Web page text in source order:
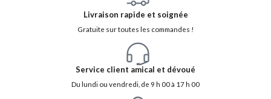
Livraison rapide et soignée
Gratuite sur toutes les commandes !
Service client amical et dévoué
Du lundi ou vendredi, de 9 h 00 à 17 h 00